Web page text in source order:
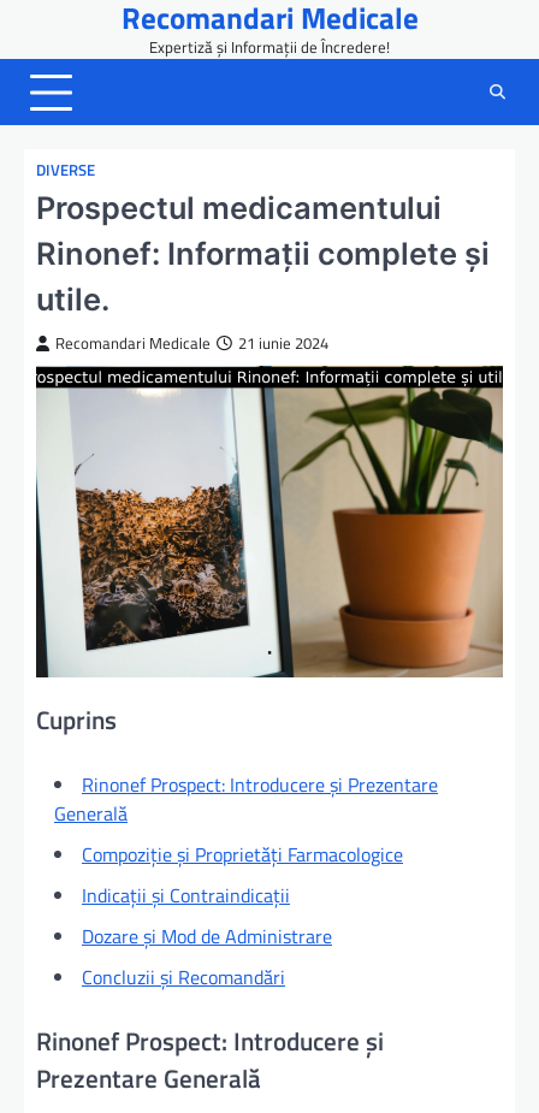
content
Recomandari Medicale
Expertiză și Informații de Încredere!
DIVERSE
Prospectul medicamentului
Rinonef: Informații complete și
utile.
Recomandari Medicale 21 iunie 2024
Cuprins
Rinonef Prospect: Introducere și Prezentare
Generală
Compoziție și Proprietăți Farmacologice
Indicații și Contraindicații
Dozare și Mod de Administrare
Concluzii și Recomandări
Rinonef Prospect: Introducere și
Prezentare Generală